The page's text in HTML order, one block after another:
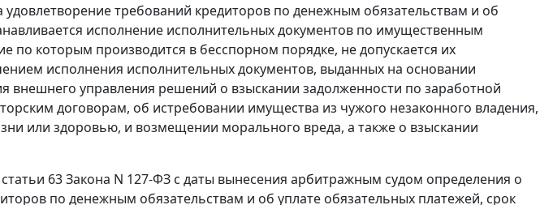
удовлетворение требований кредиторов по денежным обязательствам и об
исполнение исполнительных документов по имущественным
по которым производится в бесспорном порядке, не допускается их
исполнения исполнительных документов, выданных на основании
внешнего управления решений о взыскании задолженности по заработной
договорам, об истребовании имущества из чужого незаконного владения,
или здоровью, и возмещении морального вреда, а также о взыскании
63Закона N 127-ФЗ с даты вынесения арбитражным судом определения о
по денежным обязательствам и об уплате обязательных платежей, срок